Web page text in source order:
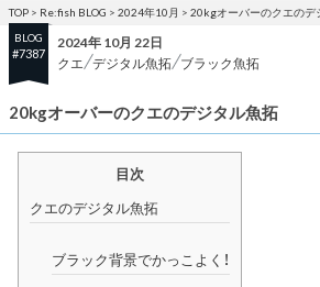
TOP > Re:fish BLOG > 2024年10月 > 20kgオーバーのクエのデ
BLOG
#7387
2024年 10月 22日
クエ デジタル魚拓 ブラック魚拓
20kgオーバーのクエのデジタル魚拓
目次
クエのデジタル魚拓
ブラック背景でかっこよく！